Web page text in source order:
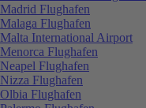
Madrid Flughafen
Malaga Flughafen
Malta International Airport
Menorca Flughafen
Neapel Flughafen
Nizza Flughafen
Olbia Flughafen